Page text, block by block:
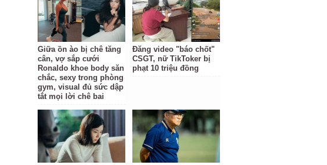
Giữa ồn ào bị chê tăng
cân, vợ sắp cưới
Ronaldo khoe body săn
chắc, sexy trong phòng
gym, visual đủ sức dập
tắt mọi lời chê bai
Đăng video "báo chốt"
CSGT, nữ TikToker bị
phạt 10 triệu đồng